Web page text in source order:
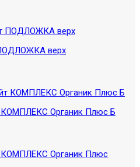
верх
КОМПЛЕКС Органик Плюс Б